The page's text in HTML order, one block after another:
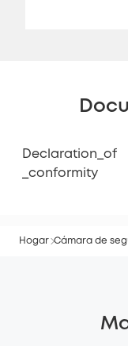
Declaration_of
_conformity
Hogar Cámara de